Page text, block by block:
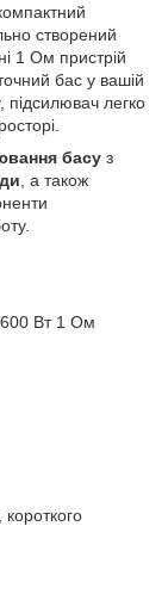
створений
1 Ом пристрій
бас у вашій
підсилювач легко
басу з
, а також
Вт 1 Ом